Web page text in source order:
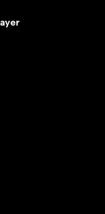
tab)